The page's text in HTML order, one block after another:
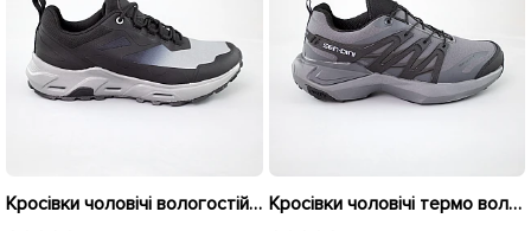
Кросівки чоловічі вологостійкі 592936 Сірі розпродаж Кросівки чоловічі термо вологостійкі 592769 Сірі